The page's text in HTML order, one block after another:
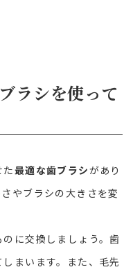
ラシを使って
最適な歯ブラシがあり
やブラシの大きさを変
に交換しましょう。歯
まいます。また、毛先